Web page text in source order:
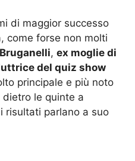
di maggior successo
come forse non molti
, ex moglie di
del quiz show
principale e più noto
le quinte a
risultati parlano a suo